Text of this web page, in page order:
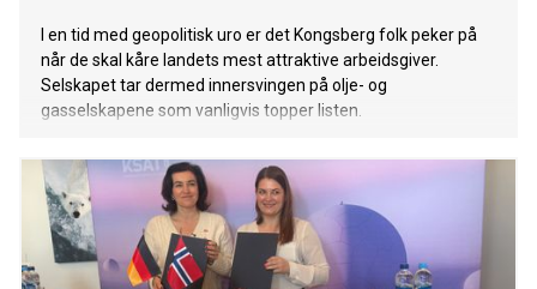
I en tid med geopolitisk uro er det Kongsberg folk peker på
når de skal kåre landets mest attraktive arbeidsgiver.
Selskapet tar dermed innersvingen på olje- og
gasselskapene som vanligvis topper listen.